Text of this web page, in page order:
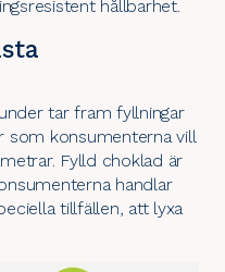
hållbarhet.
tar fram fyllningar
som konsumenterna vill
Fylld choklad är
handlar
tillfällen, att lyxa